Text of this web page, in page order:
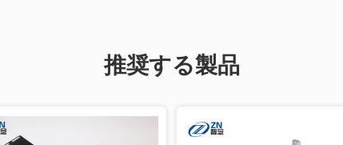
推奨する製品